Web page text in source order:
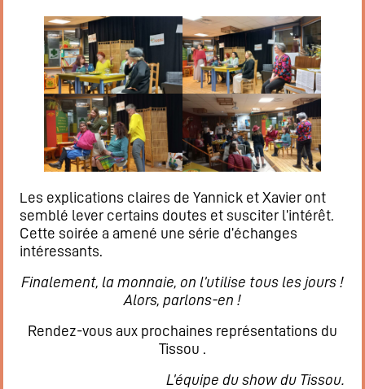
Les explications claires de Yannick et Xavier ont
semblé lever certains doutes et susciter l’intérêt.
Cette soirée a amené une série d’échanges
intéressants.
Finalement, la monnaie, on l’utilise tous les jours !
Alors, parlons-en !
Rendez-vous aux prochaines représentations du
Tissou .
L’équipe du show du Tissou.